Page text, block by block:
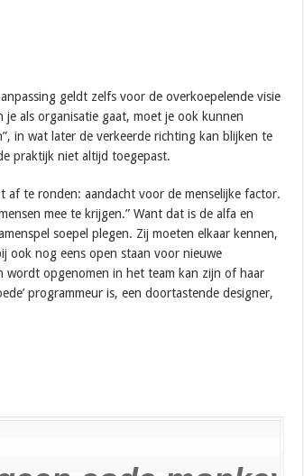
geldt zelfs voor de overkoepelende visie
je als organisatie gaat, moet je ook kunnen
in wat later de verkeerde richting kan blijken te
praktijk niet altijd toegepast.
te ronden: aandacht voor de menselijke factor.
mee te krijgen.” Want dat is de alfa en
soepel plegen. Zij moeten elkaar kennen,
ook nog eens open staan voor nieuwe
wordt opgenomen in het team kan zijn of haar
programmeur is, een doortastende designer,